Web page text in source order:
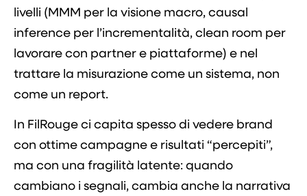
livelli (MMM per la visione macro, causal
inference per l’incrementalità, clean room per
lavorare con partner e piattaforme) e nel
trattare la misurazione come un sistema, non
come un report.
In FilRouge ci capita spesso di vedere brand
con ottime campagne e risultati “percepiti”,
ma con una fragilità latente: quando
cambiano i segnali, cambia anche la narrativa